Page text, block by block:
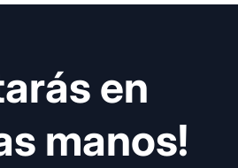
en
manos!